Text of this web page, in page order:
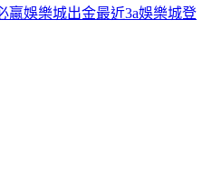
贏娛樂城出金最近3a娛樂城登